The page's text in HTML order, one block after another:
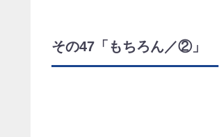
その47「もちろん／②」